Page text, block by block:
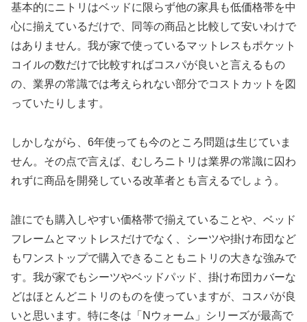
基本的にニトリはベッドに限らず他の家具も低価格帯を中
心に揃えているだけで、同等の商品と比較して安いわけで
はありません。我が家で使っているマットレスもポケット
コイルの数だけで比較すればコスパが良いと言えるもの
の、業界の常識では考えられない部分でコストカットを図
っていたりします。
しかしながら、6年使っても今のところ問題は生じていま
せん。その点で言えば、むしろニトリは業界の常識に囚わ
れずに商品を開発している改革者とも言えるでしょう。
誰にでも購入しやすい価格帯で揃えていることや、ベッド
フレームとマットレスだけでなく、シーツや掛け布団など
もワンストップで購入できることもニトリの大きな強みで
す。我が家でもシーツやベッドパッド、掛け布団カバーな
どはほとんどニトリのものを使っていますが、コスパが良
いと思います。特に冬は「Nウォーム」シリーズが最高で